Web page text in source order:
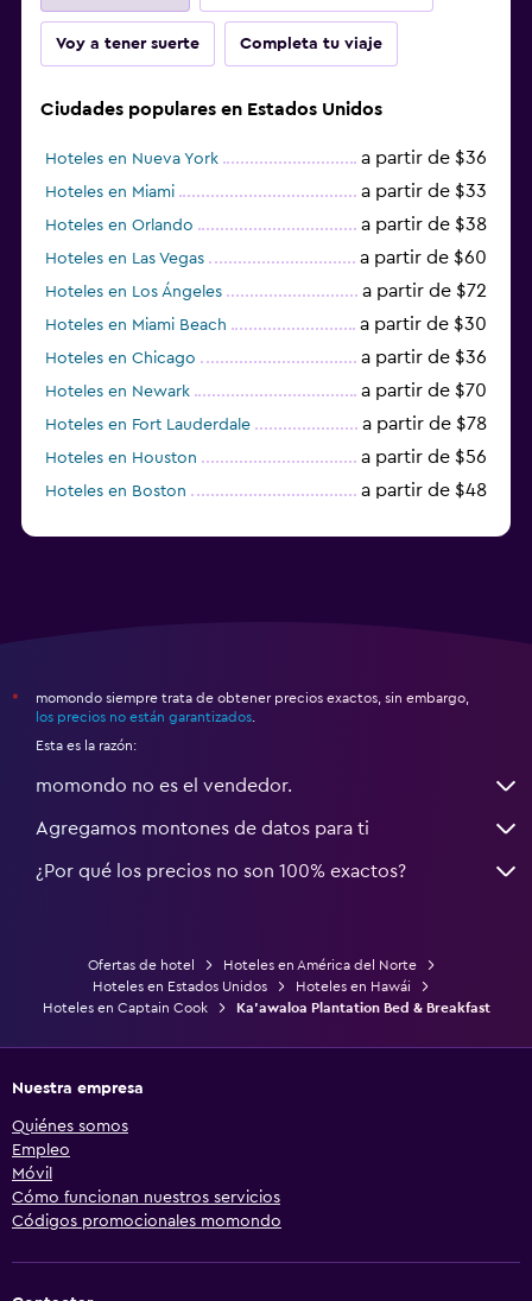
Voy a tener suerte Completa tu viaje
Ciudades populares en Estados Unidos
Hoteles en Nueva York a partir de $36
Hoteles en Miami a partir de $33
Hoteles en Orlando a partir de $38
Hoteles en Las Vegas a partir de $60
Hoteles en Los Ángeles a partir de $72
Hoteles en Miami Beach a partir de $30
Hoteles en Chicago a partir de $36
Hoteles en Newark a partir de $70
Hoteles en Fort Lauderdale a partir de $78
Hoteles en Houston a partir de $56
Hoteles en Boston a partir de $48
*
momondo siempre trata de obtener precios exactos, sin embargo,
los precios no están garantizados
Esta es la razón:
momondo no es el vendedor.
Agregamos montones de datos para ti
¿Por qué los precios no son 100% exactos?
Ofertas de hotel
Hoteles en América del Norte
Hoteles en Estados Unidos
Hoteles en Hawái
Hoteles en Captain Cook
Ka'awaloa Plantation Bed & Breakfast
Nuestra empresa
Quiénes somos
Empleo
Móvil
Cómo funcionan nuestros servicios
Códigos promocionales momondo